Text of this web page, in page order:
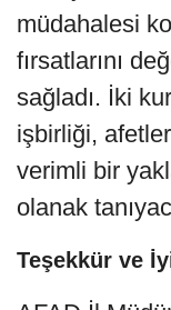
müdahalesi
fırsatlarını
sağladı. İki
işbirliği,
verimli bir
olanak
Teşekkür ve